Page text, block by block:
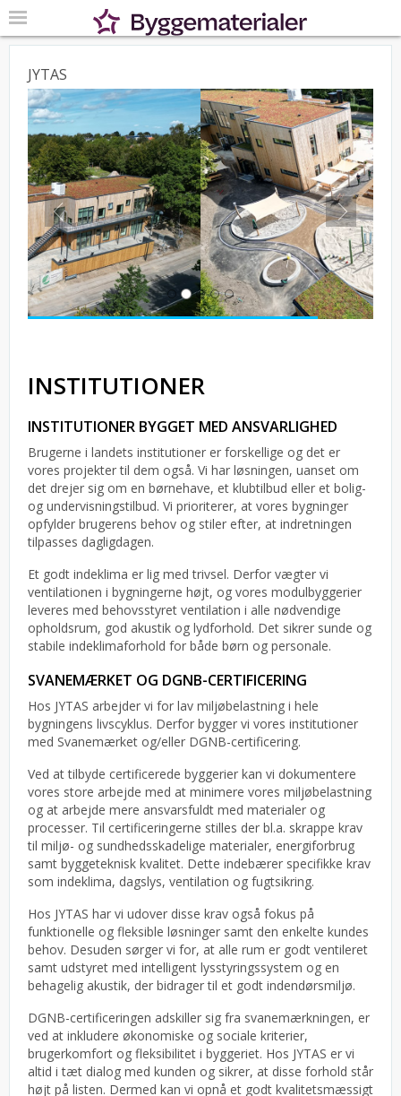
JYTAS
Previous Next
INSTITUTIONER
INSTITUTIONER BYGGET MED ANSVARLIGHED
Brugerne i landets institutioner er forskellige og det er
vores projekter til dem også. Vi har løsningen, uanset om
det drejer sig om en børnehave, et klubtilbud eller et bolig-
og undervisningstilbud. Vi prioriterer, at vores bygninger
opfylder brugerens behov og stiler efter, at indretningen
tilpasses dagligdagen.
Et godt indeklima er lig med trivsel. Derfor vægter vi
ventilationen i bygningerne højt, og vores modulbyggerier
leveres med behovsstyret ventilation i alle nødvendige
opholdsrum, god akustik og lydforhold. Det sikrer sunde og
stabile indeklimaforhold for både børn og personale.
SVANEMÆRKET OG DGNB-CERTIFICERING
Hos JYTAS arbejder vi for lav miljøbelastning i hele
bygningens livscyklus. Derfor bygger vi vores institutioner
med Svanemærket og/eller DGNB-certificering.
Ved at tilbyde certificerede byggerier kan vi dokumentere
vores store arbejde med at minimere vores miljøbelastning
og at arbejde mere ansvarsfuldt med materialer og
processer. Til certificeringerne stilles der bl.a. skrappe krav
til miljø- og sundhedsskadelige materialer, energiforbrug
samt byggeteknisk kvalitet. Dette indebærer specifikke krav
som indeklima, dagslys, ventilation og fugtsikring.
Hos JYTAS har vi udover disse krav også fokus på
funktionelle og fleksible løsninger samt den enkelte kundes
behov. Desuden sørger vi for, at alle rum er godt ventileret
samt udstyret med intelligent lysstyringssystem og en
behagelig akustik, der bidrager til et godt indendørsmiljø.
DGNB-certificeringen adskiller sig fra svanemærkningen, er
ved at inkludere økonomiske og sociale kriterier,
brugerkomfort og fleksibilitet i byggeriet. Hos JYTAS er vi
altid i tæt dialog med kunden og sikrer, at disse forhold står
højt på listen. Dermed kan vi opnå et godt kvalitetsmæssigt